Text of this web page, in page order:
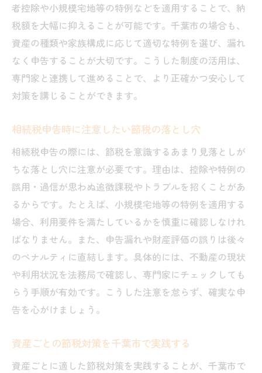
者控除や小規模宅地等の特例などを適用することで、納
税額を大幅に抑えることが可能です。千葉市の場合も、
資産の種類や家族構成に応じて適切な特例を選び、漏れ
なく申告することが大切です。こうした制度の活用は、
専門家と連携して進めることで、より正確かつ安心して
対策を講じることができます。
相続税申告時に注意したい節税の落とし穴
相続税申告の際には、節税を意識するあまり見落としが
ちな落とし穴に注意が必要です。理由は、控除や特例の
誤用・過信が思わぬ追徴課税やトラブルを招くことがあ
るからです。たとえば、小規模宅地等の特例を適用する
場合、利用要件を満たしているかを慎重に確認しなけれ
ばなりません。また、申告漏れや財産評価の誤りは後々
のペナルティに直結します。具体的には、不動産の現状
や利用状況を法務局で確認し、専門家にチェックしても
らう手順が有効です。こうした注意を怠らず、確実な申
告を心がけましょう。
資産ごとの節税対策を千葉市で実践する
資産ごとに適した節税対策を実践することが、千葉市で